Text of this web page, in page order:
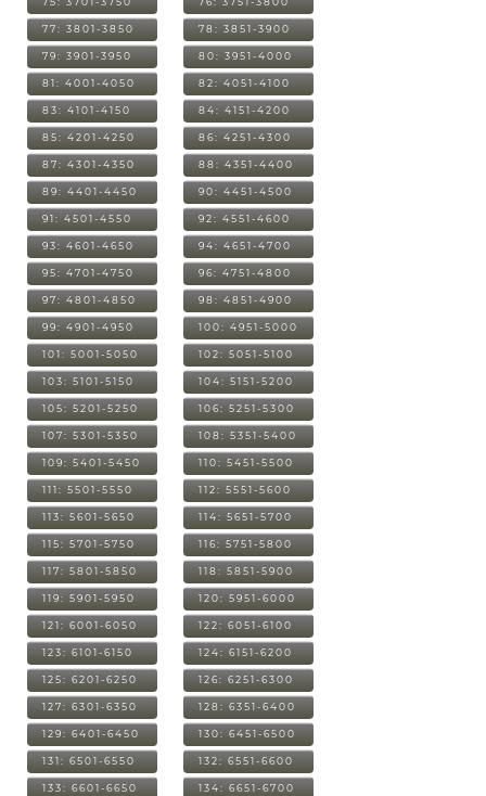
77: 3801-3850 78: 3851-3900
79: 3901-3950 80: 3951-4000
81: 4001-4050 82: 4051-4100
83: 4101-4150 84: 4151-4200
85: 4201-4250 86: 4251-4300
87: 4301-4350 88: 4351-4400
89: 4401-4450 90: 4451-4500
91: 4501-4550 92: 4551-4600
93: 4601-4650 94: 4651-4700
95: 4701-4750 96: 4751-4800
97: 4801-4850 98: 4851-4900
99: 4901-4950 100: 4951-5000
101: 5001-5050 102: 5051-5100
103: 5101-5150 104: 5151-5200
105: 5201-5250 106: 5251-5300
107: 5301-5350 108: 5351-5400
109: 5401-5450 110: 5451-5500
111: 5501-5550 112: 5551-5600
113: 5601-5650 114: 5651-5700
115: 5701-5750 116: 5751-5800
117: 5801-5850 118: 5851-5900
119: 5901-5950 120: 5951-6000
121: 6001-6050 122: 6051-6100
123: 6101-6150 124: 6151-6200
125: 6201-6250 126: 6251-6300
127: 6301-6350 128: 6351-6400
129: 6401-6450 130: 6451-6500
131: 6501-6550 132: 6551-6600
133: 6601-6650 134: 6651-6700